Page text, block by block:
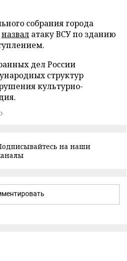
собрания города
назвал атаку ВСУ по зданию
дел России
структур
культурно-
на наши